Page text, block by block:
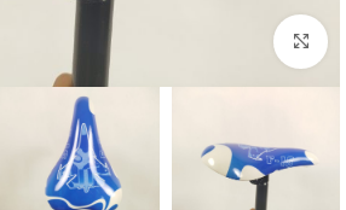
بزرگنمایی تصویر